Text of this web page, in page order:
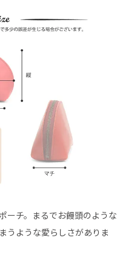
ーチ。まるでお饅頭のような
うような愛らしさがありま